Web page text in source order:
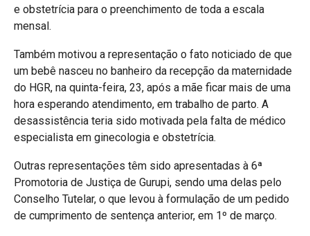
e obstetrícia para o preenchimento de toda a escala
mensal.
Também motivou a representação o fato noticiado de que
um bebê nasceu no banheiro da recepção da maternidade
do HGR, na quinta-feira, 23, após a mãe ficar mais de uma
hora esperando atendimento, em trabalho de parto. A
desassistência teria sido motivada pela falta de médico
especialista em ginecologia e obstetrícia.
Outras representações têm sido apresentadas à 6ª
Promotoria de Justiça de Gurupi, sendo uma delas pelo
Conselho Tutelar, o que levou à formulação de um pedido
de cumprimento de sentença anterior, em 1º de março.